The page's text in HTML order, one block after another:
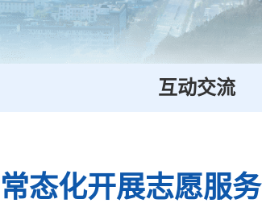
互动交流
态化开展志愿服务